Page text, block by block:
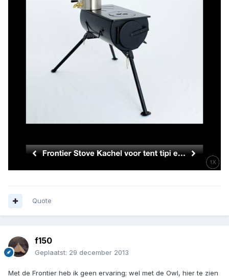
Quote
f150
Geplaatst: 29 december 2013
Met de Frontier heb ik geen ervaring; wel met de Owl, hier te zien